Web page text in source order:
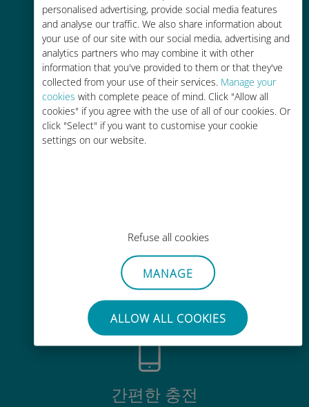
personalised advertising, provide social media features
and analyse our traffic. We also share information about
your use of our site with our social media, advertising and
analytics partners who may combine it with other
information that you've provided to them or that they've
collected from your use of their services. Manage your
cookies with complete peace of mind. Click "Allow all
cookies" if you agree with the use of all of our cookies. Or
click "Select" if you want to customise your cookie
settings on our website.
Refuse all cookies
MANAGE
ALLOW ALL COOKIES
몇 분 안에 이메일을 통해 QR 코드를
받아 스캔하세요.
글로벌
200개 이상의 목적지에서 전 세계 고
비용 효율적
기존 통신사 로밍 요금보다 최대
90% 저렴합니다.
간편한 충전